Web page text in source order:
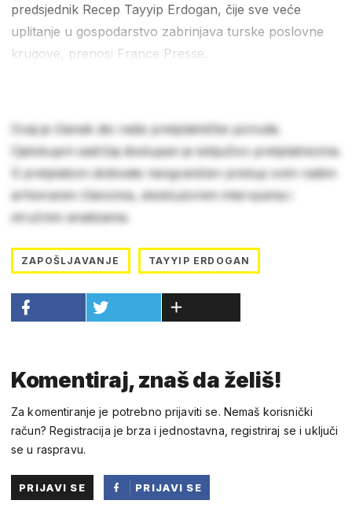
predsjednik Recep Tayyip Erdogan, čije sve veće
uplitanje u gospodarstvo zabrinjava turske poslovne
krugove, prenosi France Presse.
Ovaj je članak dio naše pretplatničke ponude.
Cjelokupni sadržaj dostupan je isključivo pretplatnicima.
S pretplatom dobivate neograničen pristup svim našim
arhiviranim člancima, ekskluzivnim intervjuima i
stručnim analizama.
ZAPOŠLJAVANJE TAYYIP ERDOGAN
Komentiraj, znaš da želiš!
Za komentiranje je potrebno prijaviti se. Nemaš korisnički
račun? Registracija je brza i jednostavna, registriraj se i uključi
se u raspravu.
PRIJAVI SE
PRIJAVI SE